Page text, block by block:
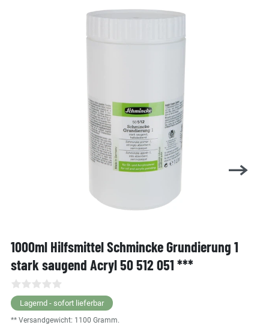
1000ml Hilfsmittel Schmincke Grundierung 1
stark saugend Acryl 50 512 051 ***
Lagernd - sofort lieferbar
** Versandgewicht: 1100 Gramm.